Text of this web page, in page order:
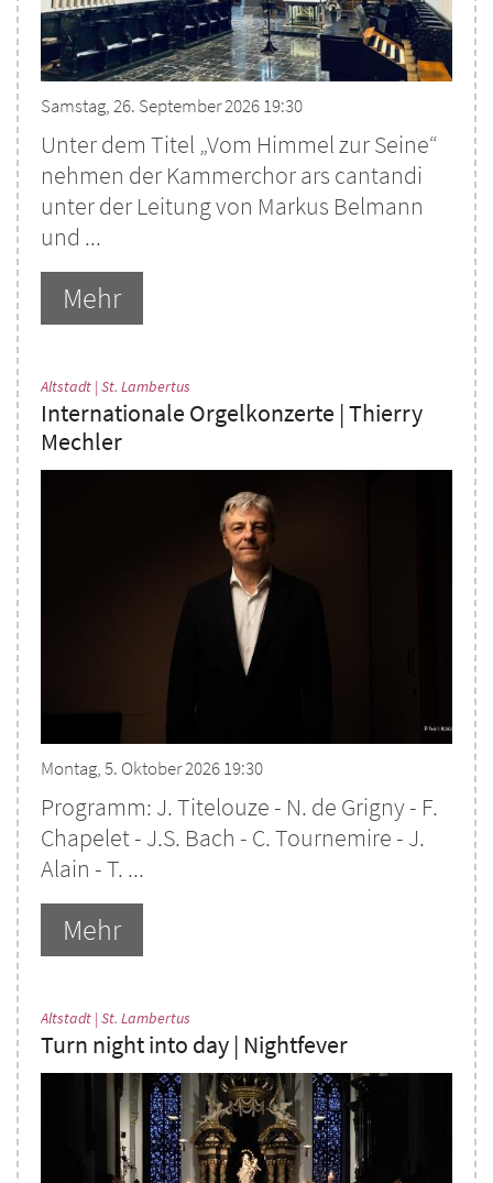
Samstag, 26. September 2026 19:30
Unter dem Titel „Vom Himmel zur Seine“
nehmen der Kammerchor ars cantandi
unter der Leitung von Markus Belmann
und ...
Mehr
Altstadt | St. Lambertus
Internationale Orgelkonzerte | Thierry
Mechler
Montag, 5. Oktober 2026 19:30
Programm: J. Titelouze - N. de Grigny - F.
Chapelet - J.S. Bach - C. Tournemire - J.
Alain - T. ...
Mehr
Altstadt | St. Lambertus
Turn night into day | Nightfever